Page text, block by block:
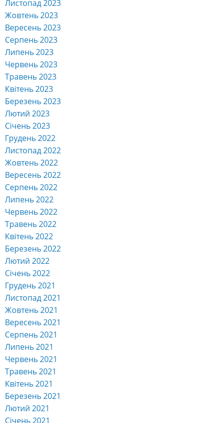
Листопад 2023
Жовтень 2023
Вересень 2023
Серпень 2023
Липень 2023
Червень 2023
Травень 2023
Квітень 2023
Березень 2023
Лютий 2023
Січень 2023
Грудень 2022
Листопад 2022
Жовтень 2022
Вересень 2022
Серпень 2022
Липень 2022
Червень 2022
Травень 2022
Квітень 2022
Березень 2022
Лютий 2022
Січень 2022
Грудень 2021
Листопад 2021
Жовтень 2021
Вересень 2021
Серпень 2021
Липень 2021
Червень 2021
Травень 2021
Квітень 2021
Березень 2021
Лютий 2021
Січень 2021